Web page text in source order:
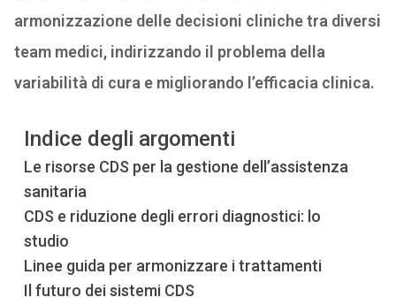
armonizzazione delle decisioni cliniche tra diversi
team medici, indirizzando il problema della
variabilità di cura e migliorando l’efficacia clinica.
Indice degli argomenti
Le risorse CDS per la gestione dell’assistenza
sanitaria
CDS e riduzione degli errori diagnostici: lo
studio
Linee guida per armonizzare i trattamenti
Il futuro dei sistemi CDS